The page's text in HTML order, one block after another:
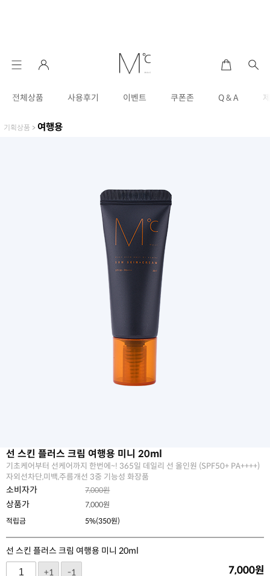
전체상품 사용후기 이벤트 쿠폰존 Q & A
기획상품 > 여행용
선 스킨 플러스 크림 여행용 미니 20ml
기초케어부터 선케어까지 한번에~! 365일 데일리 선 올인원 (SPF50+ PA++++)
자외선차단,미백,주름개선 3중 기능성 화장품
소비자가 7,000원
상품가 7,000원
적립금
5%(350원)
선 스킨 플러스 크림 여행용 미니 20ml
+1
-1 7,000원